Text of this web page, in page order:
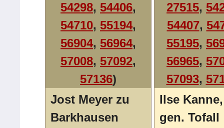
54298, 54406,
54710, 55194,
56904, 56964,
57008, 57092,
57136)
Jost Meyer zu
Barkhausen
27515,
54407,
55195,
56965,
57093,
Ilse Kanne,
gen. Tofall